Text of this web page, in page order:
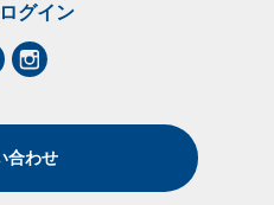
グイン
合わせ